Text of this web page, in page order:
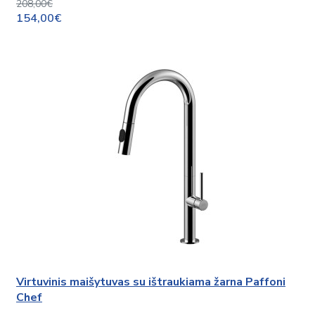
208,00€
154,00€
Virtuvinis maišytuvas su ištraukiama žarna Paffoni
Chef